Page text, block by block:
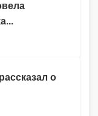
о